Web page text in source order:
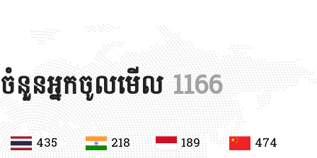
ចំនួនអ្នកចូលមើល1166
435 218 189
474